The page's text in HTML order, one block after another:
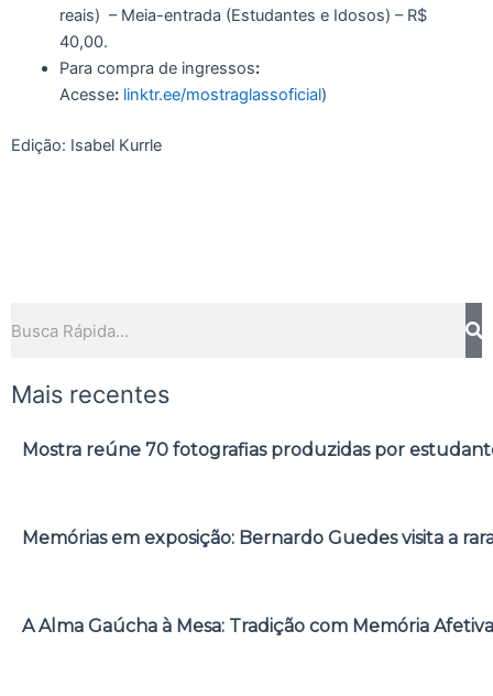
reais) – Meia-entrada (Estudantes e Idosos) – R$
40,00.
Para compra de ingressos:
Acesse: linktr.ee/mostraglassoficial)
Edição: Isabel Kurrle
Mais recentes
Mostra reúne 70 fotografias produzidas por
Memórias em exposição: Bernardo Guedes visita a
A Alma Gaúcha à Mesa: Tradição com Memória Afetiva